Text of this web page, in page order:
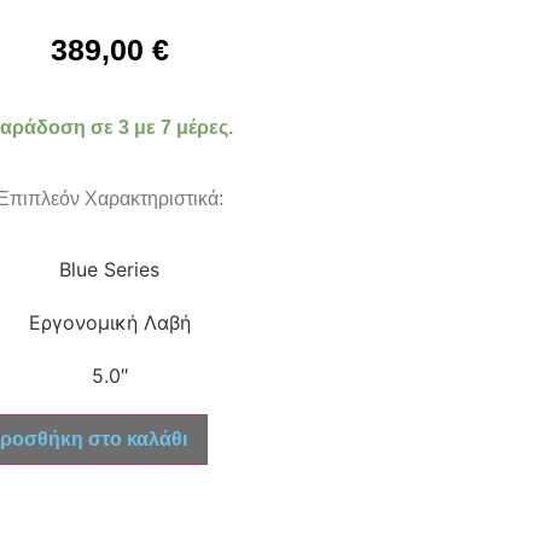
389,00 €
σε 3 με 7 μέρες.
Χαρακτηριστικά:
Blue Series
Εργονομική Λαβή
5.0″
στο καλάθι